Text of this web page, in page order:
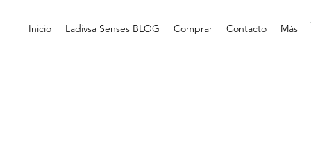
Inicio Ladivsa Senses BLOG Comprar Contacto Más